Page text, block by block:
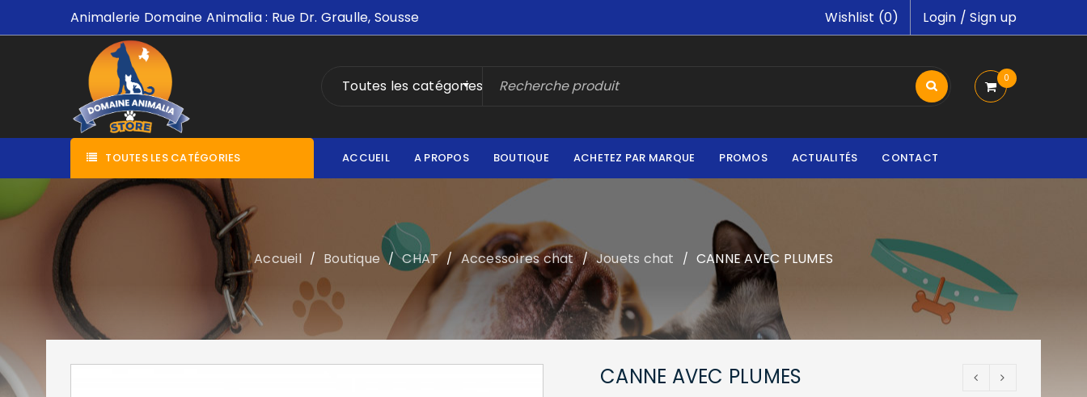
Animalerie Domaine Animalia : Rue Dr. Graulle, Sousse Login /Sign up
Wishlist (0)
Toutes les catégories 0
TOUTES LES CATÉGORIES ACCUEIL A PROPOS BOUTIQUE ACHETEZ PAR MARQUE PROMOS ACTUALITÉS CONTACT
Accueil / Boutique / CHAT / Accessoires chat / Jouets chat / CANNE AVEC PLUMES
CANNE AVEC PLUMES